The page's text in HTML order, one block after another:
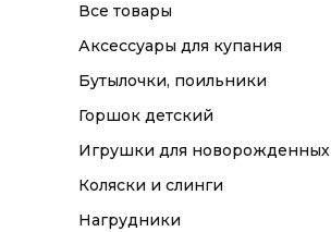
Все товары
Аксессуары для купания
Бутылочки, поильники
Горшок детский
Игрушки для новорожденных
Коляски и слинги
Нагрудники